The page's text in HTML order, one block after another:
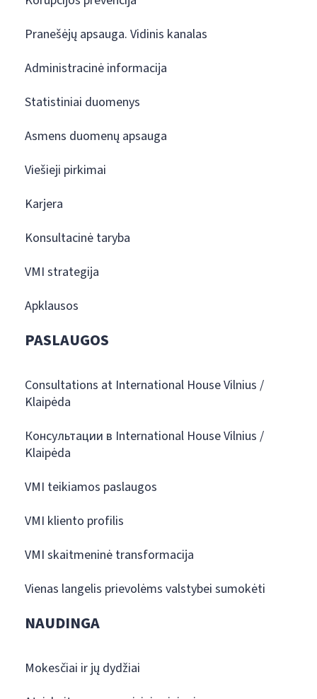
Pranešėjų apsauga. Vidinis kanalas
Administracinė informacija
Statistiniai duomenys
Asmens duomenų apsauga
Viešieji pirkimai
Karjera
Konsultacinė taryba
VMI strategija
Apklausos
PASLAUGOS
Consultations at International House Vilnius /
Klaipėda
Консультации в International House Vilnius /
Klaipėda
VMI teikiamos paslaugos
VMI kliento profilis
VMI skaitmeninė transformacija
Vienas langelis prievolėms valstybei sumokėti
NAUDINGA
Mokesčiai ir jų dydžiai